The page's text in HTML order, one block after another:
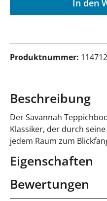
In den
Produktnummer: 114712
Beschreibung
Der Savannah
Klassiker, der durch
jedem Raum zum
Eigenschaften
Bewertungen